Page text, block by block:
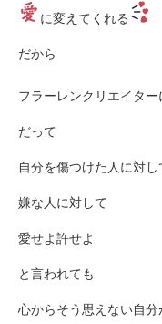
に変えてくれる
だから
フラーレンクリエイター
だって
自分を傷つけた人に対し
嫌な人に対して
愛せよ許せよ
と言われても
心からそう思えない自分